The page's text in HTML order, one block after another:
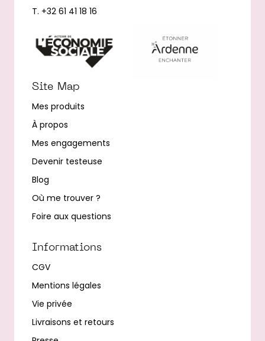
T. +32 61 41 18 16
Site Map
Mes produits
À propos
Mes engagements
Devenir testeuse
Blog
Où me trouver ?
Foire aux questions
Informations
CGV
Mentions légales
Vie privée
Livraisons et retours